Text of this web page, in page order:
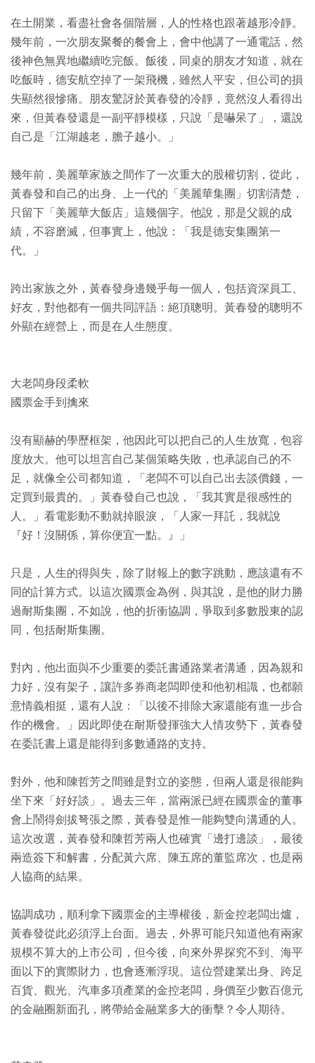
在土開業，看盡社會各個階層，人的性格也跟著越形冷靜。
幾年前，一次朋友聚餐的餐會上，會中他講了一通電話，然
後神色無異地繼續吃完飯。飯後，同桌的朋友才知道，就在
吃飯時，德安航空掉了一架飛機，雖然人平安，但公司的損
失顯然很慘痛。朋友驚訝於黃春發的冷靜，竟然沒人看得出
來，但黃春發還是一副平靜模樣，只說「是嚇呆了」，還說
自己是「江湖越老，膽子越小。」
幾年前，美麗華家族之間作了一次重大的股權切割，從此，
黃春發和自己的出身、上一代的「美麗華集團」切割清楚，
只留下「美麗華大飯店」這幾個字。他說，那是父親的成
績，不容磨滅，但事實上，他說：「我是德安集團第一
代。」
跨出家族之外，黃春發身邊幾乎每一個人，包括資深員工、
好友，對他都有一個共同評語：絕頂聰明。黃春發的聰明不
外顯在經營上，而是在人生態度。
大老闆身段柔軟
國票金手到擒來
沒有顯赫的學歷框架，他因此可以把自己的人生放寬，包容
度放大。他可以坦言自己某個策略失敗，也承認自己的不
足，就像全公司都知道，「老闆不可以自己出去談價錢，一
定買到最貴的。」黃春發自己也說，「我其實是很感性的
人。」看電影動不動就掉眼淚，「人家一拜託，我就說
『好！沒關係，算你便宜一點。』」
只是，人生的得與失，除了財報上的數字跳動，應該還有不
同的計算方式。以這次國票金為例，與其說，是他的財力勝
過耐斯集團，不如說，他的折衝協調，爭取到多數股東的認
同，包括耐斯集團。
對內，他出面與不少重要的委託書通路業者溝通，因為親和
力好，沒有架子，讓許多券商老闆即使和他初相識，也都願
意情義相挺，還有人說：「以後不排除大家還能有進一步合
作的機會。」因此即使在耐斯發揮強大人情攻勢下，黃春發
在委託書上還是能得到多數通路的支持。
對外，他和陳哲芳之間雖是對立的姿態，但兩人還是很能夠
坐下來「好好談」。過去三年，當兩派已經在國票金的董事
會上鬧得劍拔弩張之際，黃春發是惟一能夠雙向溝通的人。
這次改選，黃春發和陳哲芳兩人也確實「邊打邊談」，最後
兩造簽下和解書，分配黃六席、陳五席的董監席次，也是兩
人協商的結果。
協調成功，順利拿下國票金的主導權後，新金控老闆出爐，
黃春發從此必須浮上台面。過去，外界可能只知道他有兩家
規模不算大的上市公司，但今後，向來外界探究不到、海平
面以下的實際財力，也會逐漸浮現。這位營建業出身、跨足
百貨、觀光、汽車多項產業的金控老闆，身價至少數百億元
的金融圈新面孔，將帶給金融業多大的衝擊？令人期待。